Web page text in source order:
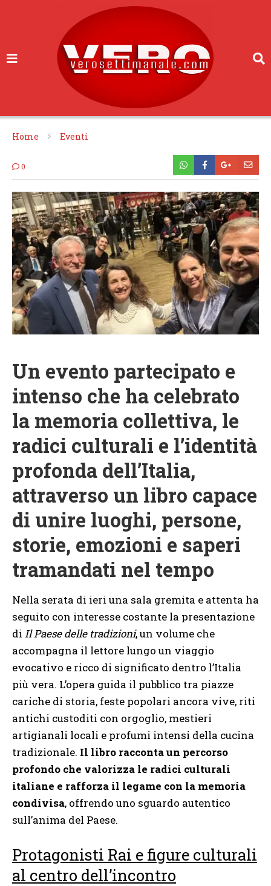
Home Eventi
0
Un evento partecipato e
intenso che ha celebrato
la memoria collettiva, le
radici culturali e l’identità
profonda dell’Italia,
attraverso un libro capace
di unire luoghi, persone,
storie, emozioni e saperi
tramandati nel tempo
Nella serata di ieri una sala gremita e attenta ha
seguito con interesse costante la presentazione
di Il Paese delle tradizioni, un volume che
accompagna il lettore lungo un viaggio
evocativo e ricco di significato dentro l’Italia
più vera. L’opera guida il pubblico tra piazze
cariche di storia, feste popolari ancora vive, riti
antichi custoditi con orgoglio, mestieri
artigianali locali e profumi intensi della cucina
tradizionale. Il libro racconta un percorso
profondo che valorizza le radici culturali
italiane e rafforza il legame con la memoria
condivisa, offrendo uno sguardo autentico
sull’anima del Paese.
Protagonisti Rai e figure culturali
al centro dell’incontro